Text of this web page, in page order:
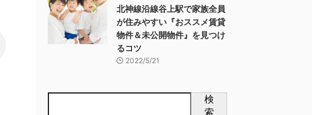
北神線沿線谷上駅で家族全員
が住みやすい『おススメ賃貸
物件＆未公開物件』を見つけ
るコツ
2022/5/21
検
索